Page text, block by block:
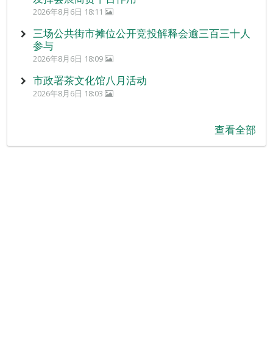
2026年8月6日 18:11
三场公共街市摊位公开竞投解释会逾三百三十人
参与
2026年8月6日 18:09
市政署茶文化馆八月活动
2026年8月6日 18:03
查看全部